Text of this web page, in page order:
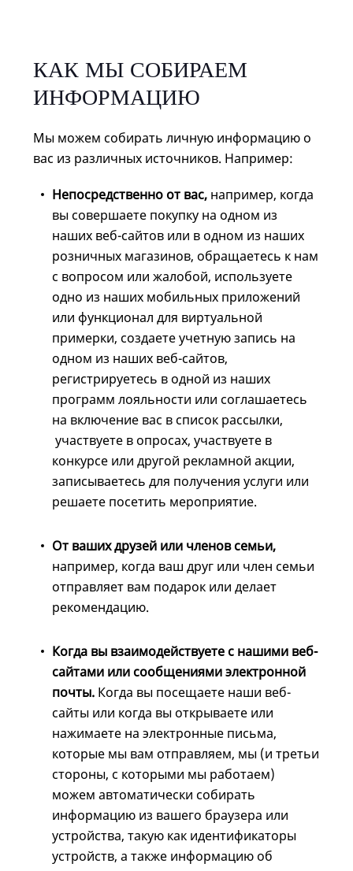
КАК МЫ СОБИРАЕМ
ИНФОРМАЦИЮ
Мы можем собирать личную информацию о
вас из различных источников. Например:
Непосредственно от вас, например, когда
вы совершаете покупку на одном из
наших веб-сайтов или в одном из наших
розничных магазинов, обращаетесь к нам
с вопросом или жалобой, используете
одно из наших мобильных приложений
или функционал для виртуальной
примерки, создаете учетную запись на
одном из наших веб-сайтов,
регистрируетесь в одной из наших
программ лояльности или соглашаетесь
на включение вас в список рассылки,
участвуете в опросах, участвуете в
конкурсе или другой рекламной акции,
записываетесь для получения услуги или
решаете посетить мероприятие.
От ваших друзей или членов семьи,
например, когда ваш друг или член семьи
отправляет вам подарок или делает
рекомендацию.
Когда вы взаимодействуете с нашими веб-
сайтами или сообщениями электронной
почты. Когда вы посещаете наши веб-
сайты или когда вы открываете или
нажимаете на электронные письма,
которые мы вам отправляем, мы (и третьи
стороны, с которыми мы работаем)
можем автоматически собирать
информацию из вашего браузера или
устройства, такую как идентификаторы
устройств, а также информацию об